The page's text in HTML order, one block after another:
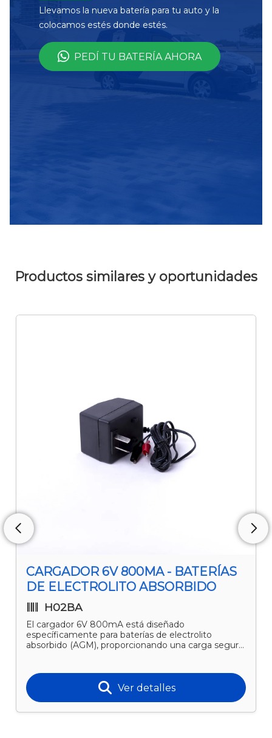
Llevamos la nueva batería para tu auto y la
colocamos estés donde estés.
PEDÍ TU BATERÍA AHORA
Productos similares y oportunidades
CARGADOR 6V 800MA - BATERÍAS
DE ELECTROLITO ABSORBIDO
H02BA
El cargador 6V 800mA está diseñado
específicamente para baterías de electrolito
absorbido (AGM), proporcionando una carga segura
Ver detalles